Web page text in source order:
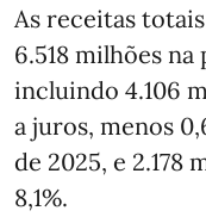
As receitas
6.518 milhões
incluindo 4.106
a juros, menos
de 2025, e 2.178
8,1%.